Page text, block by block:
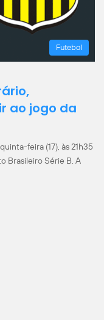
Futebol
ao jogo da
feira (17), às 21h35
Brasileiro Série B. A